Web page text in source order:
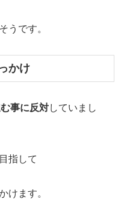
うです。
かけ
事に反対していまし
指して
けます。